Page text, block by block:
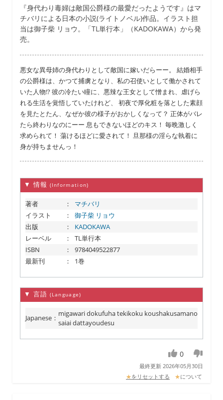
『身代わり毒婦は敵国公爵様の最愛だったようです』はマ
チバリによる日本の小説(ライトノベル)作品。イラスト担
当は御子柴 リョウ。「TL単行本」（KADOKAWA）から発
売。
悪女な異母姉の身代わりとして敵国に嫁いだらーー。 結婚相手
の公爵様は、かつて捕虜となり、私の召使いとして働かされて
いた人物!? 彼の冷たい瞳に、悪辣な王女として憎まれ、虐げら
れる生活を覚悟していたけれど、 初夜で厚化粧を落とした素顔
を見たとたん、なぜか彼の様子がおかしくなって？ 正体がバレ
たら終わりなのにーー 息もできないほどのキス！ 毎晩激しく
求められて！ 蕩けるほどに愛されて！ 旦那様の淫らな執着に
身が持ちませんっ！
▼ 情報 (Information)
著者 ：
マチバリ
イラスト
：
御子柴 リョウ
出版
：
KADOKAWA
レーベル
：
TL単行本
ISBN
：
9784049522877
最新刊
： 1巻
▼ 言語 (Language)
Japanese ： migawari dokufuha tekikoku koushakusamano
saiai dattayoudesu
0
最終更新 2026年05月30日
★をリセットする ★について